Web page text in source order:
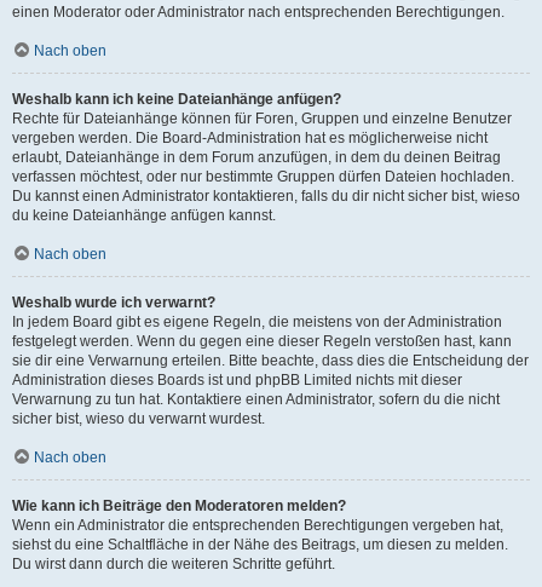
einen Moderator oder Administrator nach entsprechenden Berechtigungen.
Nach oben
Weshalb kann ich keine Dateianhänge anfügen?
Rechte für Dateianhänge können für Foren, Gruppen und einzelne Benutzer
vergeben werden. Die Board-Administration hat es möglicherweise nicht
erlaubt, Dateianhänge in dem Forum anzufügen, in dem du deinen Beitrag
verfassen möchtest, oder nur bestimmte Gruppen dürfen Dateien hochladen.
Du kannst einen Administrator kontaktieren, falls du dir nicht sicher bist, wieso
du keine Dateianhänge anfügen kannst.
Nach oben
Weshalb wurde ich verwarnt?
In jedem Board gibt es eigene Regeln, die meistens von der Administration
festgelegt werden. Wenn du gegen eine dieser Regeln verstoßen hast, kann
sie dir eine Verwarnung erteilen. Bitte beachte, dass dies die Entscheidung der
Administration dieses Boards ist und phpBB Limited nichts mit dieser
Verwarnung zu tun hat. Kontaktiere einen Administrator, sofern du die nicht
sicher bist, wieso du verwarnt wurdest.
Nach oben
Wie kann ich Beiträge den Moderatoren melden?
Wenn ein Administrator die entsprechenden Berechtigungen vergeben hat,
siehst du eine Schaltfläche in der Nähe des Beitrags, um diesen zu melden.
Du wirst dann durch die weiteren Schritte geführt.